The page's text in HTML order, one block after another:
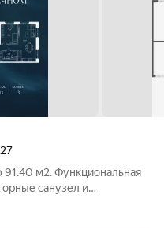
м2. Функциональная
санузел и
на 13-м этаже 24-